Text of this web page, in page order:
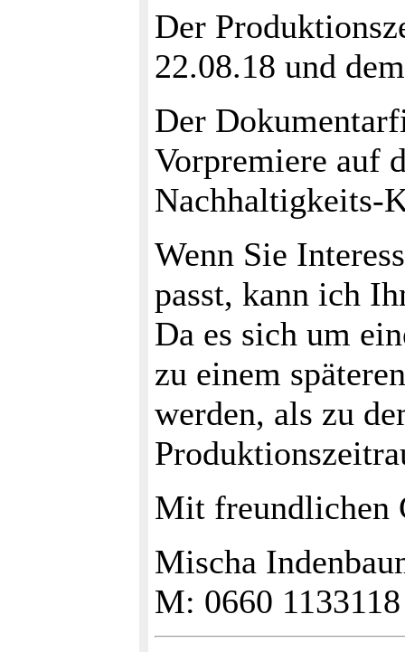
Der
22.08.18 und
Der
Vorpremiere auf
Nachhaltigkeits-
Wenn Sie
passt, kann ich
Da es sich um
zu einem
werden, als zu
Mit freundlichen
Mischa
M: 0660